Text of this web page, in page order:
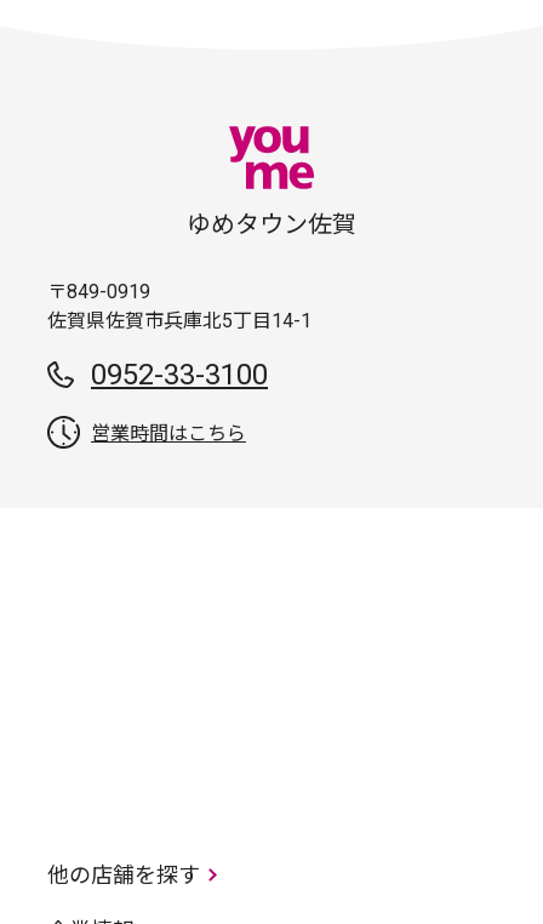
ゆめタウン佐賀
〒849-0919
佐賀県佐賀市兵庫北5丁目14-1
0952-33-3100
営業時間はこちら
他の店舗を探す